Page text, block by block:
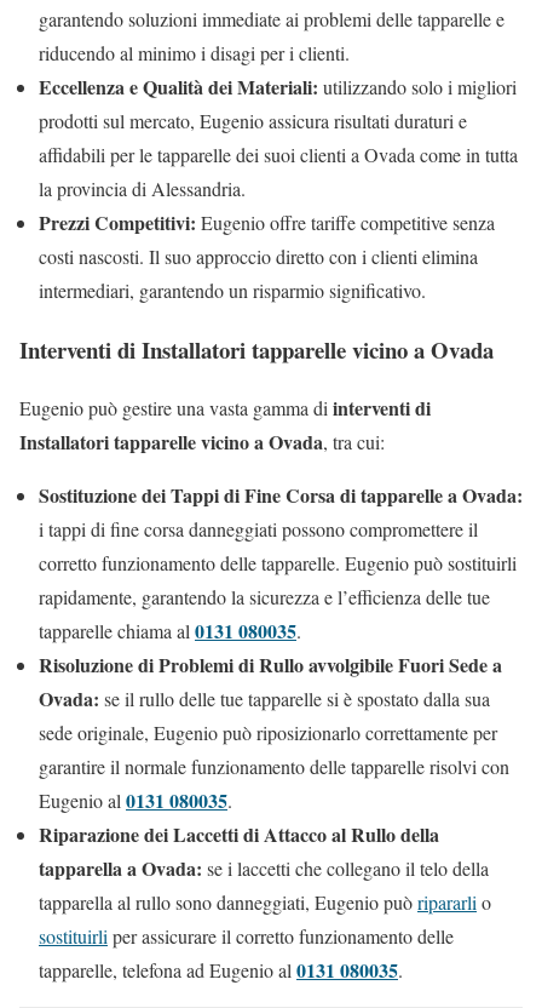
garantendo soluzioni immediate ai problemi delle tapparelle e
riducendo al minimo i disagi per i clienti.
Eccellenza e Qualità dei Materiali: utilizzando solo i migliori
prodotti sul mercato, Eugenio assicura risultati duraturi e
affidabili per le tapparelle dei suoi clienti a Ovada come in tutta
la provincia di Alessandria.
Prezzi Competitivi: Eugenio offre tariffe competitive senza
costi nascosti. Il suo approccio diretto con i clienti elimina
intermediari, garantendo un risparmio significativo.
Interventi di Installatori tapparelle vicino a Ovada
Eugenio può gestire una vasta gamma diinterventi di
Installatori tapparelle vicino a Ovada, tra cui:
Sostituzione dei Tappi di Fine Corsa di tapparelle a Ovada:
i tappi di fine corsa danneggiati possono compromettere il
corretto funzionamento delle tapparelle. Eugenio può sostituirli
rapidamente, garantendo la sicurezza e l’efficienza delle tue
tapparelle chiama al0131 080035.
Risoluzione di Problemi di Rullo avvolgibile Fuori Sede a
Ovada: se il rullo delle tue tapparelle si è spostato dalla sua
sede originale, Eugenio può riposizionarlo correttamente per
garantire il normale funzionamento delle tapparelle risolvi con
Eugenio al0131 080035.
Riparazione dei Laccetti di Attacco al Rullo della
tapparella a Ovada: se i laccetti che collegano il telo della
tapparella al rullo sono danneggiati, Eugenio puòripararlio
sostituirliper assicurare il corretto funzionamento delle
tapparelle, telefona ad Eugenio al0131 080035.